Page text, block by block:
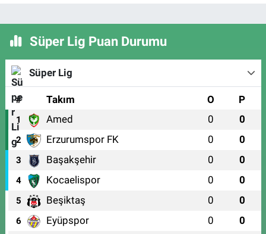
Süper Lig Puan Durumu
Süper Lig
# Takım O P
1 Amed 0 0
2 Erzurumspor FK 0 0
3 Başakşehir 0 0
4 Kocaelispor 0 0
5 Beşiktaş 0 0
6 Eyüpspor 0 0